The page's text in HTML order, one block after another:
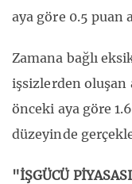
aya göre 0.5 puan
Zamana bağlı
işsizlerden oluşan
önceki aya göre
düzeyinde
"İŞGÜCÜ